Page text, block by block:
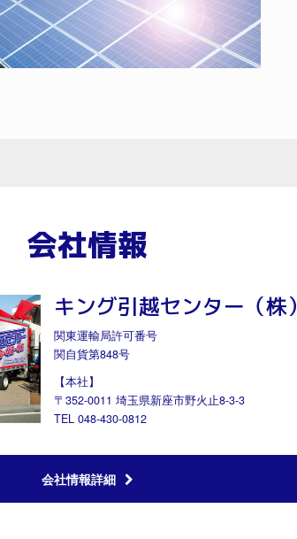
会社情報
キング引越センター（株）
関東運輸局許可番号
関自貨第848号
【本社】
〒352-0011 埼玉県新座市野火止8-3-3
TEL 048-430-0812
会社情報詳細